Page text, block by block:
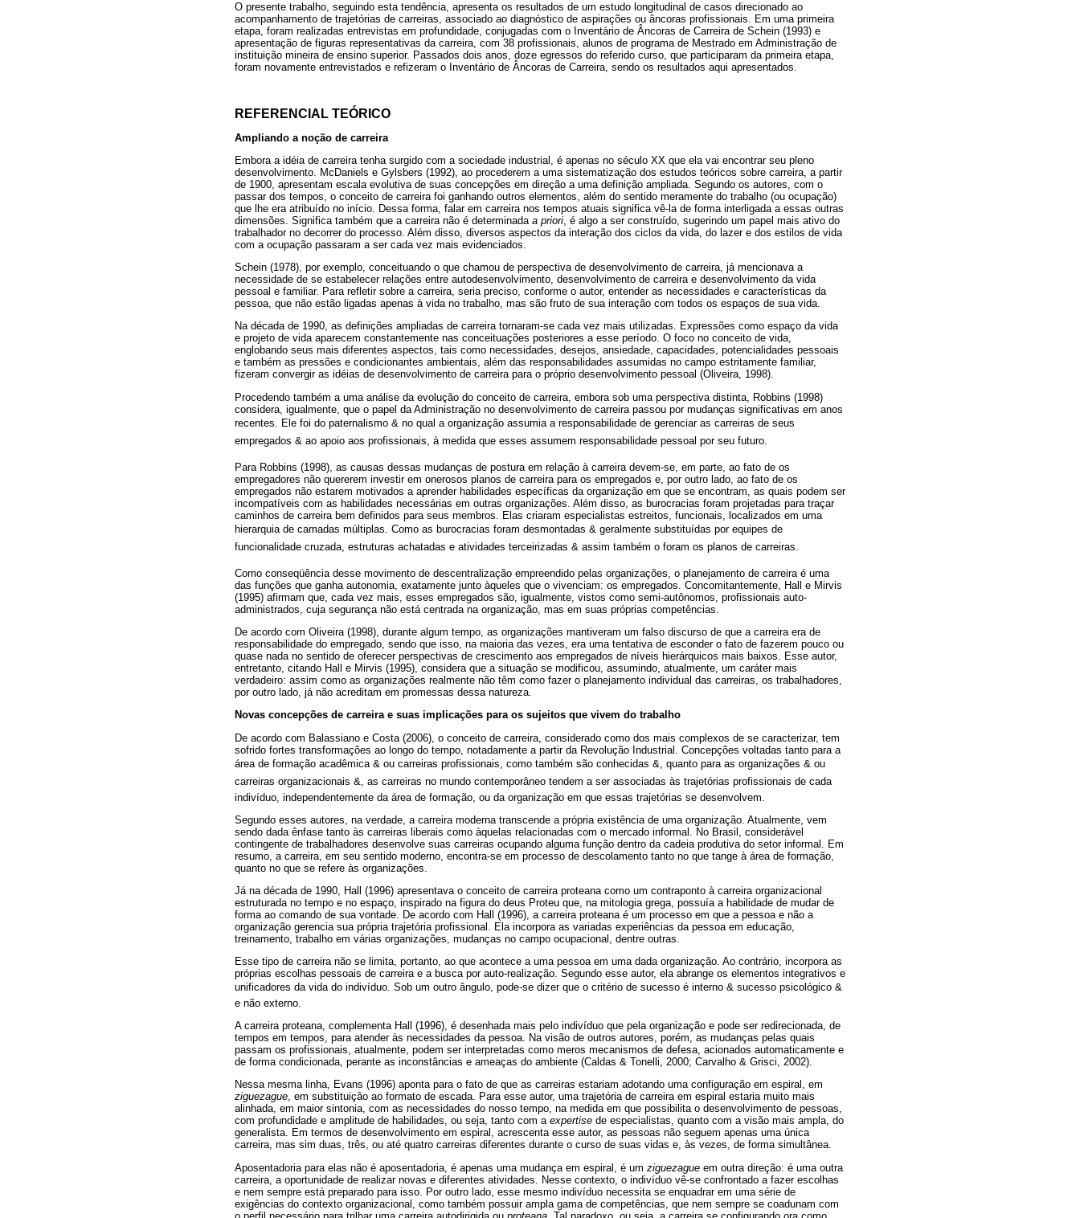
O presente trabalho, seguindo esta tendência, apresenta os resultados de um estudo longitudinal de casos direcionado ao
acompanhamento de trajetórias de carreiras, associado ao diagnóstico de aspirações ou âncoras profissionais. Em uma primeira
etapa, foram realizadas entrevistas em profundidade, conjugadas com o Inventário de Âncoras de Carreira de Schein (1993) e
apresentação de figuras representativas da carreira, com 38 profissionais, alunos de programa de Mestrado em Administração de
instituição mineira de ensino superior. Passados dois anos, doze egressos do referido curso, que participaram da primeira etapa,
foram novamente entrevistados e refizeram o Inventário de Âncoras de Carreira, sendo os resultados aqui apresentados.
REFERENCIAL TEÓRICO
Ampliando a noção de carreira
Embora a idéia de carreira tenha surgido com a sociedade industrial, é apenas no século XX que ela vai encontrar seu pleno
desenvolvimento. McDaniels e Gylsbers (1992), ao procederem a uma sistematização dos estudos teóricos sobre carreira, a partir
de 1900, apresentam escala evolutiva de suas concepções em direção a uma definição ampliada. Segundo os autores, com o
passar dos tempos, o conceito de carreira foi ganhando outros elementos, além do sentido meramente do trabalho (ou ocupação)
que lhe era atribuído no início. Dessa forma, falar em carreira nos tempos atuais significa vê-la de forma interligada a essas outras
dimensões. Significa também que a carreira não é determinada a priori, é algo a ser construído, sugerindo um papel mais ativo do
trabalhador no decorrer do processo. Além disso, diversos aspectos da interação dos ciclos da vida, do lazer e dos estilos de vida
com a ocupação passaram a ser cada vez mais evidenciados.
Schein (1978), por exemplo, conceituando o que chamou de perspectiva de desenvolvimento de carreira, já mencionava a
necessidade de se estabelecer relações entre autodesenvolvimento, desenvolvimento de carreira e desenvolvimento da vida
pessoal e familiar. Para refletir sobre a carreira, seria preciso, conforme o autor, entender as necessidades e características da
pessoa, que não estão ligadas apenas à vida no trabalho, mas são fruto de sua interação com todos os espaços de sua vida.
Na década de 1990, as definições ampliadas de carreira tornaram-se cada vez mais utilizadas. Expressões como espaço da vida
e projeto de vida aparecem constantemente nas conceituações posteriores a esse período. O foco no conceito de vida,
englobando seus mais diferentes aspectos, tais como necessidades, desejos, ansiedade, capacidades, potencialidades pessoais
e também as pressões e condicionantes ambientais, além das responsabilidades assumidas no campo estritamente familiar,
fizeram convergir as idéias de desenvolvimento de carreira para o próprio desenvolvimento pessoal (Oliveira, 1998).
Procedendo também a uma análise da evolução do conceito de carreira, embora sob uma perspectiva distinta, Robbins (1998)
considera, igualmente, que o papel da Administração no desenvolvimento de carreira passou por mudanças significativas em anos
recentes. Ele foi do paternalismo & no qual a organização assumia a responsabilidade de gerenciar as carreiras de seus
empregados & ao apoio aos profissionais, à medida que esses assumem responsabilidade pessoal por seu futuro.
Para Robbins (1998), as causas dessas mudanças de postura em relação à carreira devem-se, em parte, ao fato de os
empregadores não quererem investir em onerosos planos de carreira para os empregados e, por outro lado, ao fato de os
empregados não estarem motivados a aprender habilidades específicas da organização em que se encontram, as quais podem ser
incompatíveis com as habilidades necessárias em outras organizações. Além disso, as burocracias foram projetadas para traçar
caminhos de carreira bem definidos para seus membros. Elas criaram especialistas estreitos, funcionais, localizados em uma
hierarquia de camadas múltiplas. Como as burocracias foram desmontadas & geralmente substituídas por equipes de
funcionalidade cruzada, estruturas achatadas e atividades terceirizadas & assim também o foram os planos de carreiras.
Como conseqüência desse movimento de descentralização empreendido pelas organizações, o planejamento de carreira é uma
das funções que ganha autonomia, exatamente junto àqueles que o vivenciam: os empregados. Concomitantemente, Hall e Mirvis
(1995) afirmam que, cada vez mais, esses empregados são, igualmente, vistos como semi-autônomos, profissionais auto-
administrados, cuja segurança não está centrada na organização, mas em suas próprias competências.
De acordo com Oliveira (1998), durante algum tempo, as organizações mantiveram um falso discurso de que a carreira era de
responsabilidade do empregado, sendo que isso, na maioria das vezes, era uma tentativa de esconder o fato de fazerem pouco ou
quase nada no sentido de oferecer perspectivas de crescimento aos empregados de níveis hierárquicos mais baixos. Esse autor,
entretanto, citando Hall e Mirvis (1995), considera que a situação se modificou, assumindo, atualmente, um caráter mais
verdadeiro: assim como as organizações realmente não têm como fazer o planejamento individual das carreiras, os trabalhadores,
por outro lado, já não acreditam em promessas dessa natureza.
Novas concepções de carreira e suas implicações para os sujeitos que vivem do trabalho
De acordo com Balassiano e Costa (2006), o conceito de carreira, considerado como dos mais complexos de se caracterizar, tem
sofrido fortes transformações ao longo do tempo, notadamente a partir da Revolução Industrial. Concepções voltadas tanto para a
área de formação acadêmica & ou carreiras profissionais, como também são conhecidas &, quanto para as organizações & ou
carreiras organizacionais &, as carreiras no mundo contemporâneo tendem a ser associadas às trajetórias profissionais de cada
indivíduo, independentemente da área de formação, ou da organização em que essas trajetórias se desenvolvem.
Segundo esses autores, na verdade, a carreira moderna transcende a própria existência de uma organização. Atualmente, vem
sendo dada ênfase tanto às carreiras liberais como àquelas relacionadas com o mercado informal. No Brasil, considerável
contingente de trabalhadores desenvolve suas carreiras ocupando alguma função dentro da cadeia produtiva do setor informal. Em
resumo, a carreira, em seu sentido moderno, encontra-se em processo de descolamento tanto no que tange à área de formação,
quanto no que se refere às organizações.
Já na década de 1990, Hall (1996) apresentava o conceito de carreira proteana como um contraponto à carreira organizacional
estruturada no tempo e no espaço, inspirado na figura do deus Proteu que, na mitologia grega, possuía a habilidade de mudar de
forma ao comando de sua vontade. De acordo com Hall (1996), a carreira proteana é um processo em que a pessoa e não a
organização gerencia sua própria trajetória profissional. Ela incorpora as variadas experiências da pessoa em educação,
treinamento, trabalho em várias organizações, mudanças no campo ocupacional, dentre outras.
Esse tipo de carreira não se limita, portanto, ao que acontece a uma pessoa em uma dada organização. Ao contrário, incorpora as
próprias escolhas pessoais de carreira e a busca por auto-realização. Segundo esse autor, ela abrange os elementos integrativos e
unificadores da vida do indivíduo. Sob um outro ângulo, pode-se dizer que o critério de sucesso é interno & sucesso psicológico &
e não externo.
A carreira proteana, complementa Hall (1996), é desenhada mais pelo indivíduo que pela organização e pode ser redirecionada, de
tempos em tempos, para atender às necessidades da pessoa. Na visão de outros autores, porém, as mudanças pelas quais
passam os profissionais, atualmente, podem ser interpretadas como meros mecanismos de defesa, acionados automaticamente e
de forma condicionada, perante as inconstâncias e ameaças do ambiente (Caldas & Tonelli, 2000; Carvalho & Grisci, 2002).
Nessa mesma linha, Evans (1996) aponta para o fato de que as carreiras estariam adotando uma configuração em espiral, em
ziguezague, em substituição ao formato de escada. Para esse autor, uma trajetória de carreira em espiral estaria muito mais
alinhada, em maior sintonia, com as necessidades do nosso tempo, na medida em que possibilita o desenvolvimento de pessoas,
com profundidade e amplitude de habilidades, ou seja, tanto com a expertise de especialistas, quanto com a visão mais ampla, do
generalista. Em termos de desenvolvimento em espiral, acrescenta esse autor, as pessoas não seguem apenas uma única
carreira, mas sim duas, três, ou até quatro carreiras diferentes durante o curso de suas vidas e, às vezes, de forma simultânea.
Aposentadoria para elas não é aposentadoria, é apenas uma mudança em espiral, é um ziguezague em outra direção: é uma outra
carreira, a oportunidade de realizar novas e diferentes atividades. Nesse contexto, o indivíduo vê-se confrontado a fazer escolhas
e nem sempre está preparado para isso. Por outro lado, esse mesmo indivíduo necessita se enquadrar em uma série de
exigências do contexto organizacional, como também possuir ampla gama de competências, que nem sempre se coadunam com